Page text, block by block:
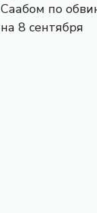
Саабом по
на 8 сентября